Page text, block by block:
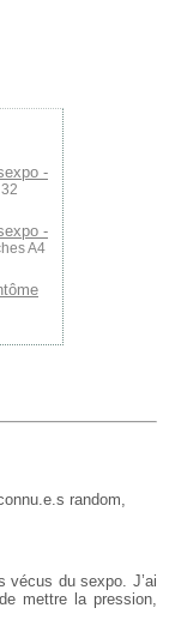
-
-
A4
random,
vécus du sexpo. J’ai
mettre la pression,